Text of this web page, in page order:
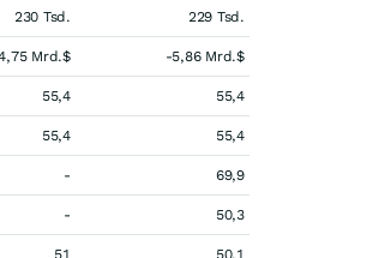
230 Tsd. 229 Tsd.
Mrd.$ -5,86 Mrd.$
55,4 55,4
55,4 55,4
- 69,9
- 50,3
51 50,1